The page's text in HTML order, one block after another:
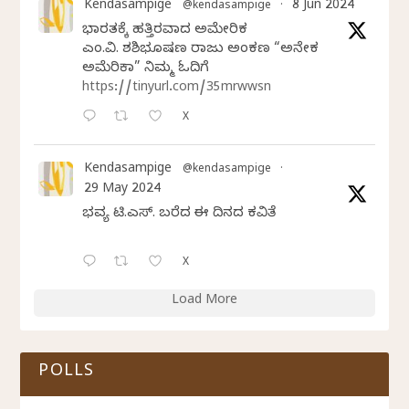
Kendasampige @kendasampige · 8 Jun 2024
ಭಾರತಕ್ಕೆ ಹತ್ತಿರವಾದ ಅಮೇರಿಕ
ಎಂ.ವಿ. ಶಶಿಭೂಷಣ ರಾಜು ಅಂಕಣ “ಅನೇಕ
ಅಮೆರಿಕಾ” ನಿಮ್ಮ ಓದಿಗೆ
https://tinyurl.com/35mrwwsn
X
Kendasampige @kendasampige ·
29 May 2024
ಭವ್ಯ ಟಿ.ಎಸ್. ಬರೆದ ಈ ದಿನದ ಕವಿತೆ
X
Load More
POLLS